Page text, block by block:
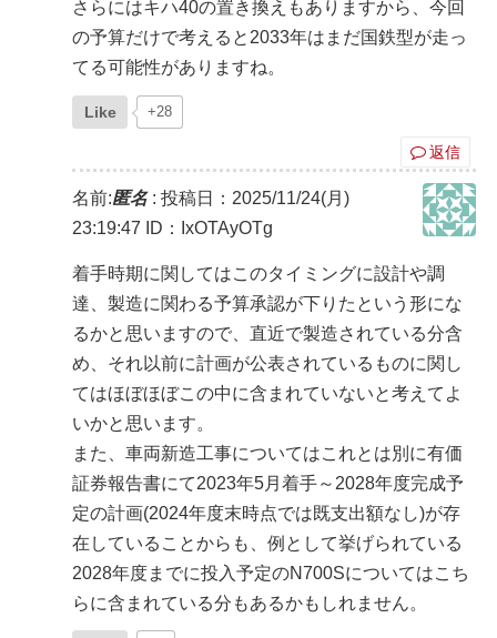
さらにはキハ40の置き換えもありますから、今回
の予算だけで考えると2033年はまだ国鉄型が走っ
てる可能性がありますね。
Like +28
返信
名前:匿名: 投稿日：2025/11/24(月)
23:19:47
ID：IxOTAyOTg
着手時期に関してはこのタイミングに設計や調
達、製造に関わる予算承認が下りたという形にな
るかと思いますので、直近で製造されている分含
め、それ以前に計画が公表されているものに関し
てはほぼほぼこの中に含まれていないと考えてよ
いかと思います。
また、車両新造工事についてはこれとは別に有価
証券報告書にて2023年5月着手～2028年度完成予
定の計画(2024年度末時点では既支出額なし)が存
在していることからも、例として挙げられている
2028年度までに投入予定のN700Sについてはこち
らに含まれている分もあるかもしれません。